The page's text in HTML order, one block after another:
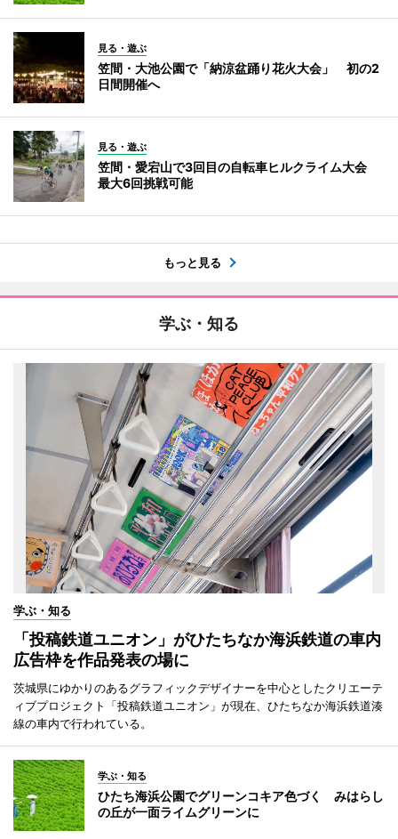
見る・遊ぶ
笠間・大池公園で「納涼盆踊り花火大会」 初の2
日間開催へ
見る・遊ぶ
笠間・愛宕山で3回目の自転車ヒルクライム大会
最大6回挑戦可能
もっと見る
学ぶ・知る
学ぶ・知る
「投稿鉄道ユニオン」がひたちなか海浜鉄道の車内
広告枠を作品発表の場に
茨城県にゆかりのあるグラフィックデザイナーを中心としたクリエーテ
ィブプロジェクト「投稿鉄道ユニオン」が現在、ひたちなか海浜鉄道湊
線の車内で行われている。
学ぶ・知る
ひたち海浜公園でグリーンコキア色づく みはらし
の丘が一面ライムグリーンに